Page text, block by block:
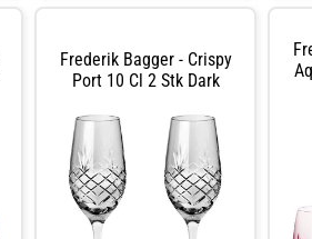
Frederik Bagger - Crispy
Port 10 Cl 2 Stk Dark